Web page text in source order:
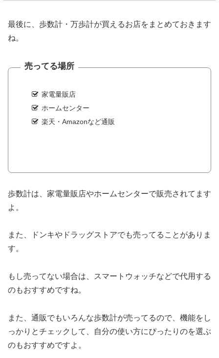
最後に、歩数計・万歩計が買えるお店をまとめておきます
ね。
売ってる場所
家電量販店
ホームセンター
楽天・Amazonなど通販
歩数計は、家電量販店やホームセンターで販売されてます
よ。
また、ドンキやドラッグストアでも売ってることがありま
す。
もし売ってない場合は、スマートウォッチなどで代用する
のもおすすめですね。
また、通販でもいろんな歩数計が売ってるので、機能をし
っかりとチェックして、自分の使い方にぴったりのを選ぶ
のもおすすめですよ。